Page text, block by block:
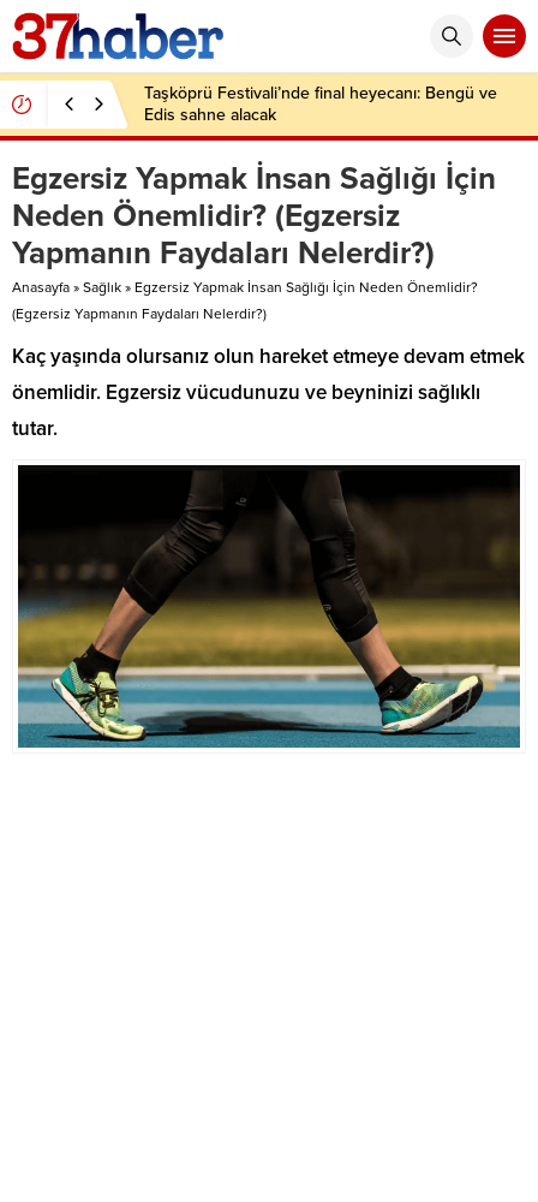
Taşköprü Festivali’nde final heyecanı: Bengü ve
Edis sahne alacak
Egzersiz Yapmak İnsan Sağlığı İçin
Neden Önemlidir? (Egzersiz
Yapmanın Faydaları Nelerdir?)
Anasayfa » Sağlık » Egzersiz Yapmak İnsan Sağlığı İçin Neden Önemlidir?
(Egzersiz Yapmanın Faydaları Nelerdir?)
Kaç yaşında olursanız olun hareket etmeye devam etmek
önemlidir. Egzersiz vücudunuzu ve beyninizi sağlıklı
tutar.